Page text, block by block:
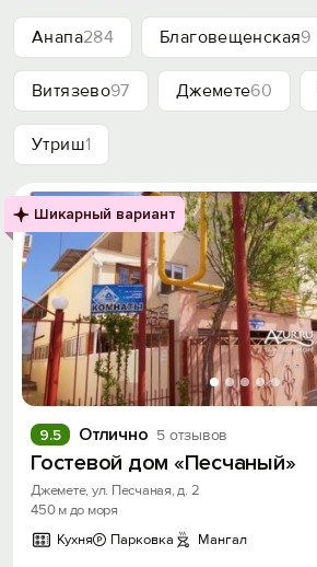
Анапа284 Благовещенская9
Витязево97 Джемете60
Утриш1
Шикарный вариант
Отлично 5 отзывов
9.5
Гостевой дом «Песчаный»
Джемете, ул. Песчаная, д. 2
450 м до моря
Кухня
Парковка Мангал